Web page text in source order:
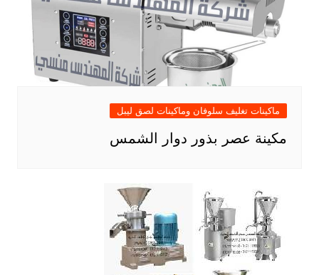
ماكينات تغليف سلوفان وماكينات لصق ليبل
مكينة عصر بذور دوار الشمس